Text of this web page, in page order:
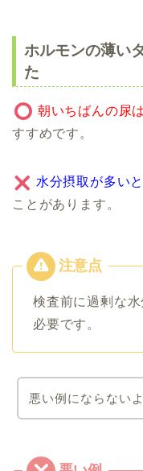
ホルモンの薄い
た
朝いちばんの尿
すすめです。
水分摂取が多い
ことがあります。
検査前に過剰な
必要です。
悪い例にならない